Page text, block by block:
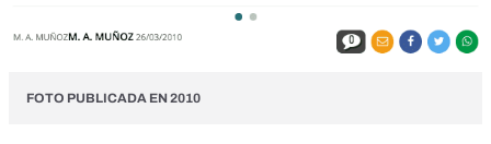
FOTO PUBLICADA EN 2010